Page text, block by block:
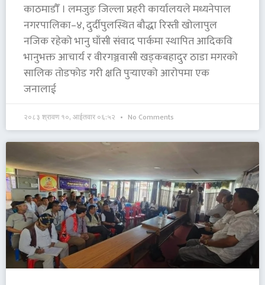
काठमाडौँ । लमजुङ जिल्ला प्रहरी कार्यालयले मध्यनेपाल
नगरपालिका–४, दुर्दीपुलस्थित बौद्धा रिस्ती खोलापुल
नजिक रहेको भानु घाँसी संवाद पार्कमा स्थापित आदिकवि
भानुभक्त आचार्य र वीरगञ्जवासी खड्कबहादुर ठाडा मगरको
सालिक तोडफोड गरी क्षति पुर्‍याएको आरोपमा एक
जनालाई
२०८३ श्रावण १०, आईतवार ०६:५२ No Comments